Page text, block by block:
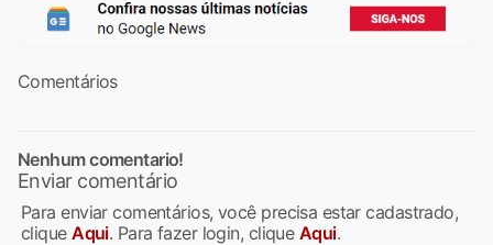
Comentários
Nenhum comentario!
Enviar comentário
Para enviar comentários, você precisa estar cadastrado,
cliqueAqui. Para fazer login, clique Aqui.